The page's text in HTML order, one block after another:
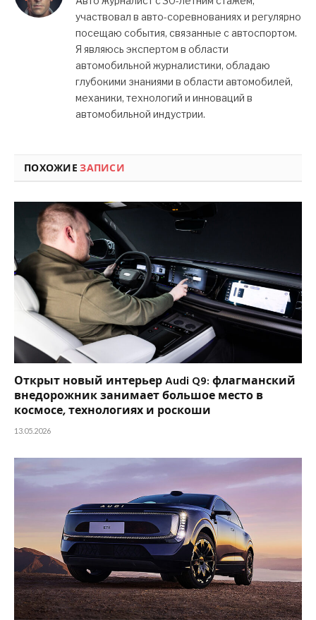
участвовал в авто-соревнованиях и регулярно
посещаю события, связанные с автоспортом.
Я являюсь экспертом в области
автомобильной журналистики, обладаю
глубокими знаниями в области автомобилей,
механики, технологий и инноваций в
автомобильной индустрии.
ПОХОЖИЕЗАПИСИ
Открыт новый интерьер Audi Q9: флагманский
внедорожник занимает большое место в
космосе, технологиях и роскоши
13.05.2026